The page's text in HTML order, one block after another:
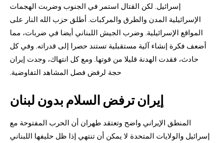
إسرائيل. لكن القتال استمر في الجنوب وضربت الهجمات
الإسرائيلية المدن والطرق والمركبات. أطلق حزب الله النار على
المواقع الإسرائيلية. وضرب الجيش اللبناني أيضا في ضربات، مما
أضعف فكرة إنشاء آلية مستقبلية تستند حصرا إلى قدراته. وفي كل
حادث، فقدت الهدنة قليلا من قوتها. ومع كل انتهاك، وجدت إيران
حجة لرفض فصل المشاهد التفاوضية.
إيران ترفض السلام بدون لبنان
المنطق الإيراني واضح وتعتقد طهران أن الحرب المفتوحة مع
إسرائيل والولايات المتحدة لا يمكن أن تنتهي إذا ظل حليفها اللبناني